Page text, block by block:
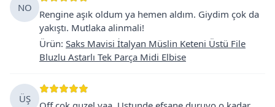
NO
Rengine aşık oldum ya hemen aldım. Giydim çok da
yakıştı. Mutlaka alinmali!
Ürün: Saks Mavisi İtalyan Müslin Keteni Üstü File
Bluzlu Astarlı Tek Parça Midi Elbise
ÜŞ